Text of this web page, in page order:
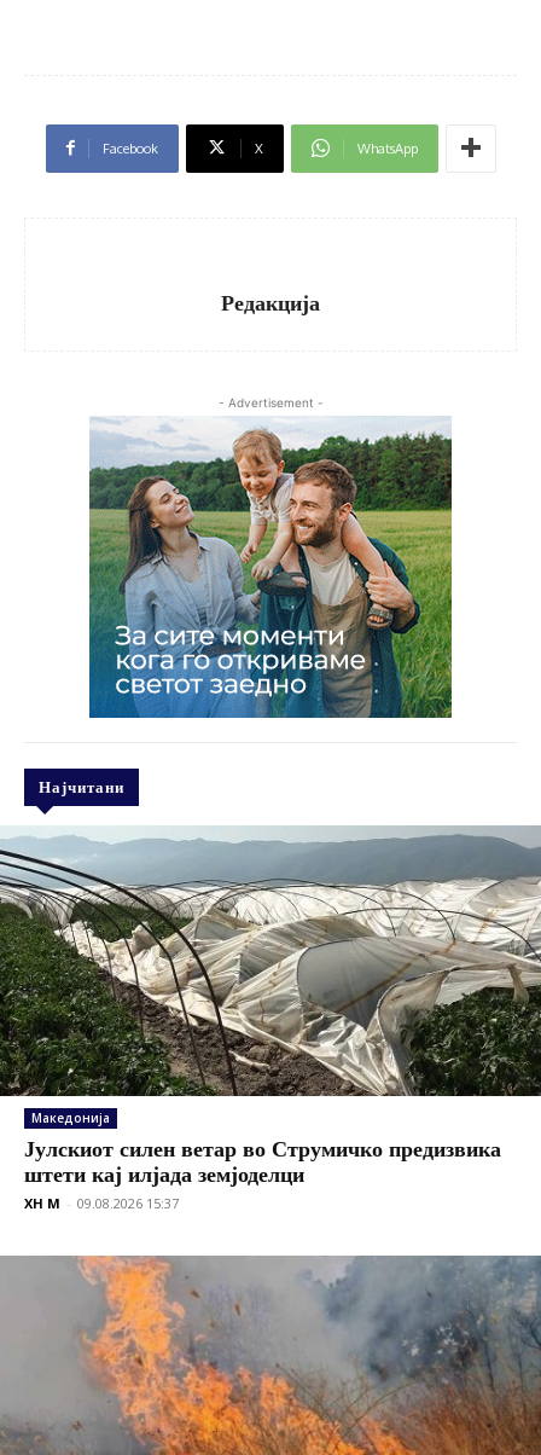
Facebook X WhatsApp
Редакција
- Advertisement -
Најчитани
Македонија
Јулскиот силен ветар во Струмичко предизвика
штети кај илјада земјоделци
XH M - 09.08.2026 15:37